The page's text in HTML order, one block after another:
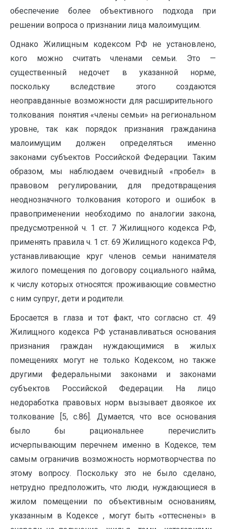
обеспечение более объективного подхода при
решении вопроса о признании лица малоимущим.
Однако Жилищным кодексом РФ не установлено,
кого можно считать членами семьи. Это —
существенный недочет в указанной норме,
поскольку вследствие этого создаются
неоправданные возможности для расширительного ‏ㅤ
толкования ‏ㅤ понятия «члены семьи» на региональном
уровне, так как порядок признания гражданина
малоимущим должен определяться именно
законами субъектов Российской Федерации. Таким
образом, мы наблюдаем очевидный «пробел» в
правовом регулировании, для предотвращения
неоднозначного толкования которого и ошибок в
правоприменении необходимо по аналогии закона,
предусмотренной ч. 1 ст. 7 Жилищного кодекса РФ,
применять правила ч. 1 ст. 69 Жилищного кодекса РФ,
устанавливающие круг членов семьи нанимателя
жилого помещения по договору социального найма,
к числу которых относятся: проживающие совместно
с ним супруг, дети и родители.
Бросается в глаза и тот факт, что согласно ст. 49
Жилищного кодекса РФ устанавливаться основания
признания граждан нуждающимися в жилых
помещениях могут не только Кодексом, но также
другими федеральными законами и законами
субъектов Российской Федерации. На лицо
недоработка правовых норм вызывает двоякое их
толкование [5, c.86]. Думается, что все основания
было бы рациональнее перечислить
исчерпывающим перечнем именно в Кодексе, тем
самым ограничив возможность нормотворчества по
этому вопросу. Поскольку это не было сделано,
нетрудно предположить, что люди, нуждающиеся в
жилом помещении по объективным основаниям,
указанным в Кодексе ‏ㅤ, могут быть «оттеснены» в